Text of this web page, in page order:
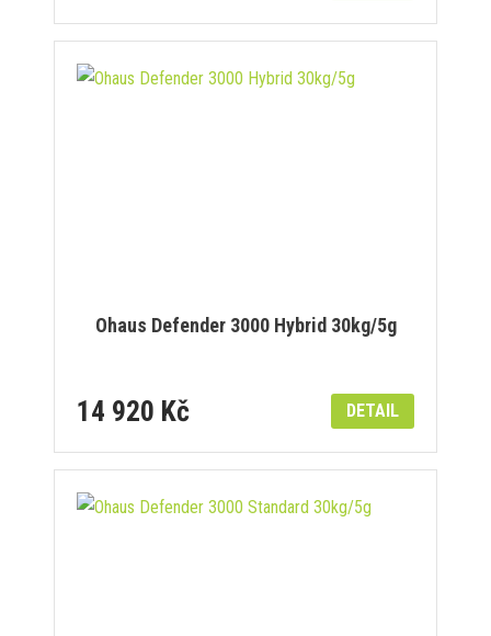
Ohaus Defender 3000 Hybrid 30kg/5g
14 920 Kč DETAIL